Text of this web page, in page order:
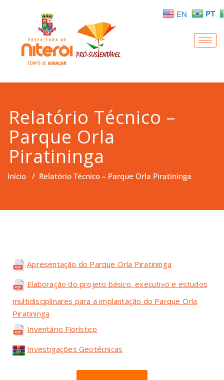
Relatório Técnico –
Parque Orla
Piratininga
Início / Relatório Técnico – Parque Orla Piratininga
Apresentação do Parque Orla Piratininga
Elaboração do projeto básico, executivo e estudos
multidisciplinares para a implantação do Parque Orla
Piratininga
Inventário Florístico
Investigações Geotécnicas
EN PT